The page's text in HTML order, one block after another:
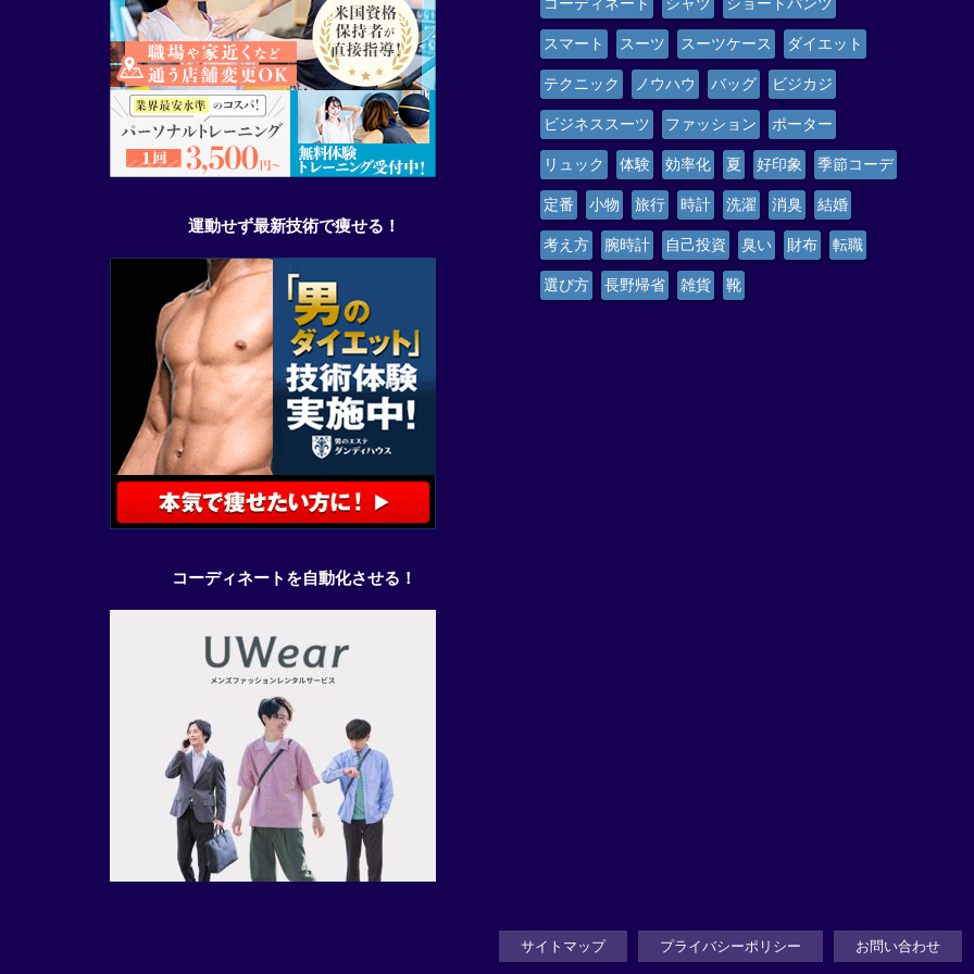
運動せず最新技術で痩せる！
コーディネートを自動化させる！
コーディネート シャツ ショートパンツ
スマート スーツ スーツケース ダイエット
テクニック ノウハウ バッグ ビジカジ
ビジネススーツ ファッション ポーター
リュック 体験 効率化 夏 好印象 季節コーデ
定番 小物 旅行 時計 洗濯 消臭 結婚
考え方 腕時計 自己投資 臭い 財布 転職
選び方 長野帰省 雑貨 靴
サイトマップ プライバシーポリシー お問い合わせ